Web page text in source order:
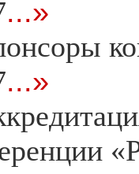
...»
...»